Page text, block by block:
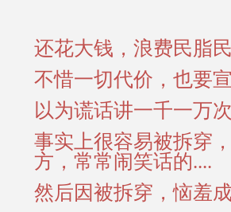
还花大钱，浪费民脂
不惜一切代价，也要
以为谎话讲一千一万
事实上很容易被拆穿
方，常常闹笑话的....
然后因被拆穿，恼羞